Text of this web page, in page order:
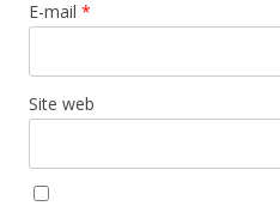
E-mail *
Site web